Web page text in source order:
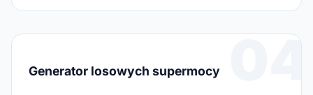
04
Generator losowych supermocy